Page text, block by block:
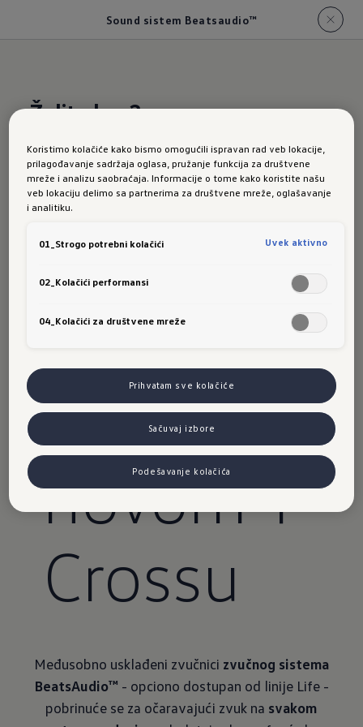
Sound sistem Beatsaudio™
Želite bas?
Zvučni
sistem
Beatsau
dio™u
novom T-
Crossu
Međusobno usklađeni zvučnici zvučnog sistema
BeatsAudio™ - opciono dostupan od linije Life -
pobrinuće se za očaravajući zvuk na svakom
Koristimo kolačiće kako bismo omogućili ispravan rad veb lokacije,
prilagođavanje sadržaja oglasa, pružanje funkcija za društvene
mreže i analizu saobraćaja. Informacije o tome kako koristite našu
veb lokaciju delimo sa partnerima za društvene mreže, oglašavanje
i analitiku.
01_Strogo potrebni kolačići Uvek aktivno
02_Kolačići performansi
04_Kolačići za društvene mreže
Prihvatam sve kolačiće
Sačuvaj izbore
Podešavanje kolačića